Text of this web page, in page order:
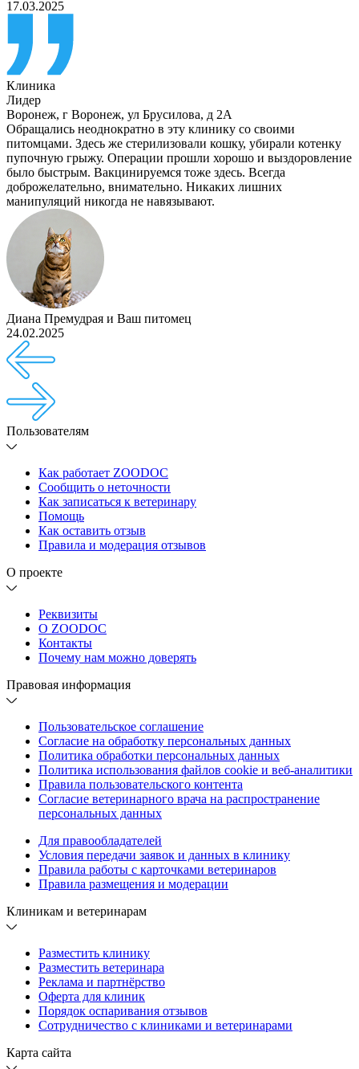
17.03.2025
Клиника
Лидер
Воронеж, г Воронеж, ул Брусилова, д 2А
Обращались неоднократно в эту клинику со своими
питомцами. Здесь же стерилизовали кошку, убирали котенку
пупочную грыжу. Операции прошли хорошо и выздоровление
было быстрым. Вакцинируемся тоже здесь. Всегда
доброжелательно, внимательно. Никаких лишних
манипуляций никогда не навязывают.
Диана Премудрая и Ваш питомец
24.02.2025
Пользователям
Как работает ZOODOC
Сообщить о неточности
Как записаться к ветеринару
Помощь
Как оставить отзыв
Правила и модерация отзывов
О проекте
Реквизиты
О ZOODOC
Контакты
Почему нам можно доверять
Правовая информация
Пользовательское соглашение
Согласие на обработку персональных данных
Политика обработки персональных данных
Политика использования файлов cookie и веб-аналитики
Правила пользовательского контента
Согласие ветеринарного врача на распространение
персональных данных
Для правообладателей
Условия передачи заявок и данных в клинику
Правила работы с карточками ветеринаров
Правила размещения и модерации
Клиникам и ветеринарам
Разместить клинику
Разместить ветеринара
Реклама и партнёрство
Оферта для клиник
Порядок оспаривания отзывов
Сотрудничество с клиниками и ветеринарами
Карта сайта